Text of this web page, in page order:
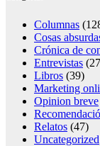
Columnas
Cosas
Crónica de
Entrevistas
Libros (39)
Marketing
Opinion breve
Relatos (47)
Uncategorized